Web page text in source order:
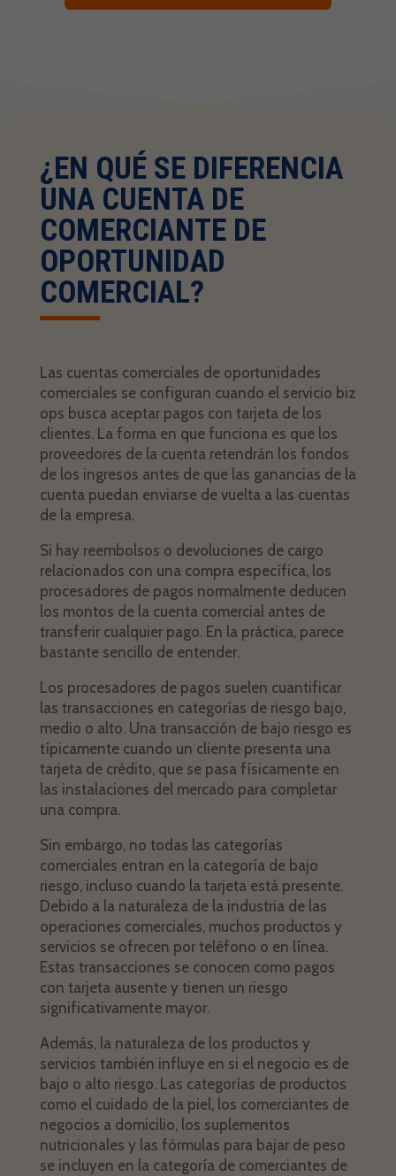
¿EN QUÉ SE DIFERENCIA
UNA CUENTA DE
COMERCIANTE DE
OPORTUNIDAD
COMERCIAL?
Las cuentas comerciales de oportunidades
comerciales se configuran cuando el servicio biz
ops busca aceptar pagos con tarjeta de los
clientes. La forma en que funciona es que los
proveedores de la cuenta retendrán los fondos
de los ingresos antes de que las ganancias de la
cuenta puedan enviarse de vuelta a las cuentas
de la empresa.
Si hay reembolsos o devoluciones de cargo
relacionados con una compra específica, los
procesadores de pagos normalmente deducen
los montos de la cuenta comercial antes de
transferir cualquier pago. En la práctica, parece
bastante sencillo de entender.
Los procesadores de pagos suelen cuantificar
las transacciones en categorías de riesgo bajo,
medio o alto. Una transacción de bajo riesgo es
típicamente cuando un cliente presenta una
tarjeta de crédito, que se pasa físicamente en
las instalaciones del mercado para completar
una compra.
Sin embargo, no todas las categorías
comerciales entran en la categoría de bajo
riesgo, incluso cuando la tarjeta está presente.
Debido a la naturaleza de la industria de las
operaciones comerciales, muchos productos y
servicios se ofrecen por teléfono o en línea.
Estas transacciones se conocen como pagos
con tarjeta ausente y tienen un riesgo
significativamente mayor.
Además, la naturaleza de los productos y
servicios también influye en si el negocio es de
bajo o alto riesgo. Las categorías de productos
como el cuidado de la piel, los comerciantes de
negocios a domicilio, los suplementos
nutricionales y las fórmulas para bajar de peso
se incluyen en la categoría de comerciantes de